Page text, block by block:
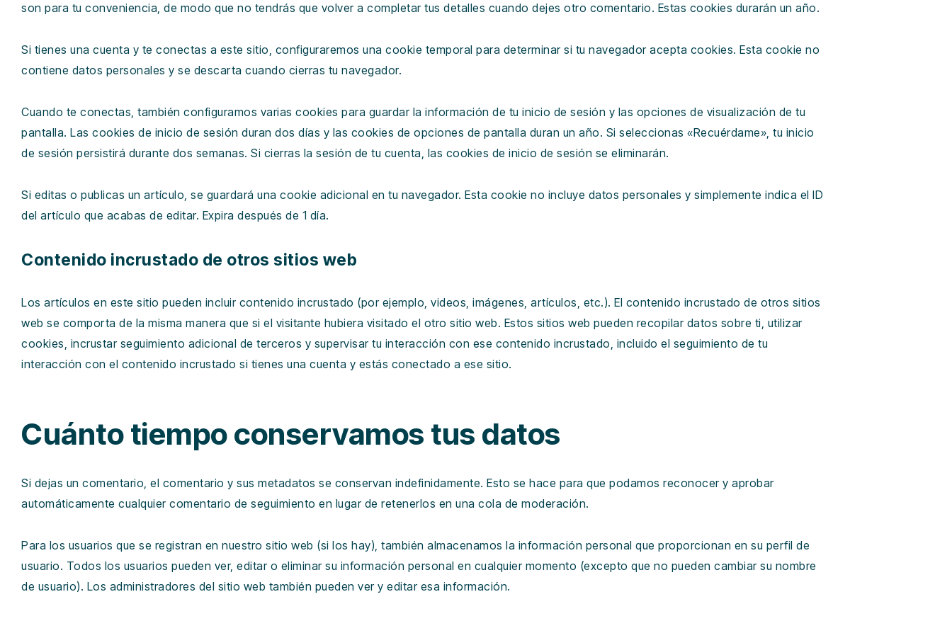
son para tu conveniencia, de modo que no tendrás que volver a completar tus detalles cuando dejes otro comentario. Estas cookies durarán un año.
Si tienes una cuenta y te conectas a este sitio, configuraremos una cookie temporal para determinar si tu navegador acepta cookies. Esta cookie no
contiene datos personales y se descarta cuando cierras tu navegador.
Cuando te conectas, también configuramos varias cookies para guardar la información de tu inicio de sesión y las opciones de visualización de tu
pantalla. Las cookies de inicio de sesión duran dos días y las cookies de opciones de pantalla duran un año. Si seleccionas «Recuérdame», tu inicio
de sesión persistirá durante dos semanas. Si cierras la sesión de tu cuenta, las cookies de inicio de sesión se eliminarán.
Si editas o publicas un artículo, se guardará una cookie adicional en tu navegador. Esta cookie no incluye datos personales y simplemente indica el ID
del artículo que acabas de editar. Expira después de 1 día.
Contenido incrustado de otros sitios web
Los artículos en este sitio pueden incluir contenido incrustado (por ejemplo, videos, imágenes, artículos, etc.). El contenido incrustado de otros sitios
web se comporta de la misma manera que si el visitante hubiera visitado el otro sitio web. Estos sitios web pueden recopilar datos sobre ti, utilizar
cookies, incrustar seguimiento adicional de terceros y supervisar tu interacción con ese contenido incrustado, incluido el seguimiento de tu
interacción con el contenido incrustado si tienes una cuenta y estás conectado a ese sitio.
Cuánto tiempo conservamos tus datos
Si dejas un comentario, el comentario y sus metadatos se conservan indefinidamente. Esto se hace para que podamos reconocer y aprobar
automáticamente cualquier comentario de seguimiento en lugar de retenerlos en una cola de moderación.
Para los usuarios que se registran en nuestro sitio web (si los hay), también almacenamos la información personal que proporcionan en su perfil de
usuario. Todos los usuarios pueden ver, editar o eliminar su información personal en cualquier momento (excepto que no pueden cambiar su nombre
de usuario). Los administradores del sitio web también pueden ver y editar esa información.